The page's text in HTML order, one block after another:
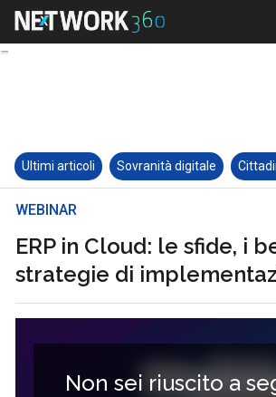
Ultimi articoli Sovranità digitale
WEBINAR
ERP in Cloud: le sfide, i
strategie di
Non sei riuscito a